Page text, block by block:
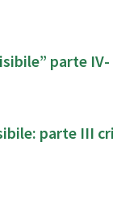
parte IV-
III criticità e